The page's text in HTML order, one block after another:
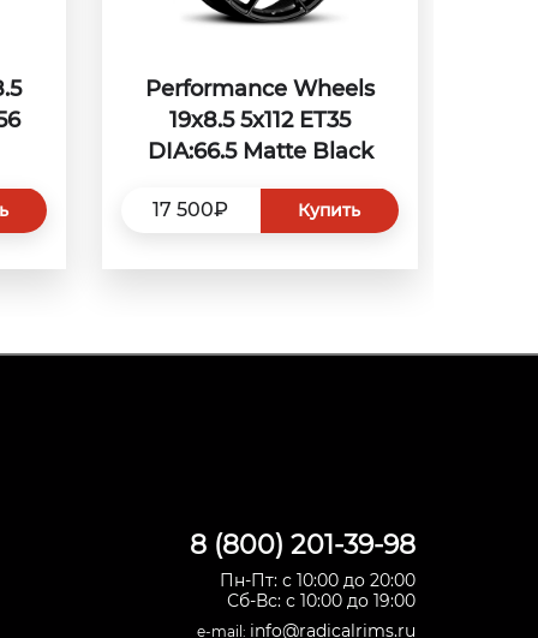
Performance Wheels
19x8.5 5x112 ET35
DIA:66.5 Matte Black
17 500₽ Купить
8 (800) 201-39-98
Пн-Пт: с 10:00 до 20:00
Сб-Вс: с 10:00 до 19:00
e-mail: info@radicalrims.ru